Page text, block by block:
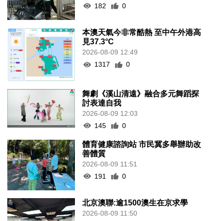
182
0
本澳天氣今非常酷熱 至中午外港高
見37.3°C
2026-08-09 12:49
1317
0
舞劇《溪山清遠》融合多元舞蹈探
討表達自我
2026-08-09 12:03
145
0
體育健康諮詢站 市民冀多舉辦助改
善體質
2026-08-09 11:51
191
0
北京澳聯:逾1500澳生在京求學
2026-08-09 11:50